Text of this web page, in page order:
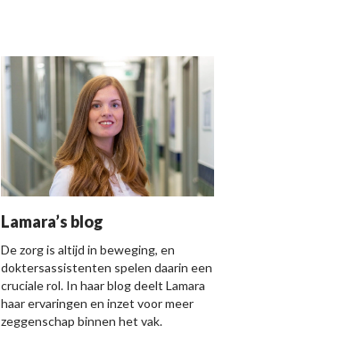
Lamara’s blog
De zorg is altijd in beweging, en
doktersassistenten spelen daarin een
cruciale rol. In haar blog deelt Lamara
haar ervaringen en inzet voor meer
zeggenschap binnen het vak.